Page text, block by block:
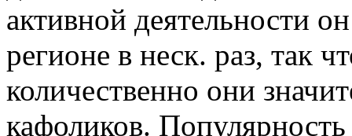
активной деятельности
регионе в неск. раз, так
количественно они
кафоликов.